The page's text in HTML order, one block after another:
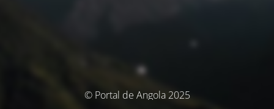
© Portal de Angola 2025